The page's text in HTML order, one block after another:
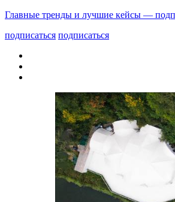
Главные тренды и лучшие кейсы —
подписаться подписаться